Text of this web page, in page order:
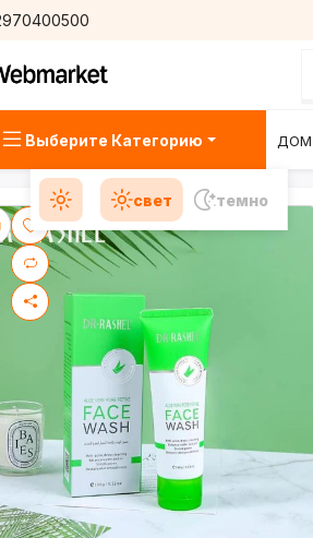
Выберите Категорию ДОМ
свет темно